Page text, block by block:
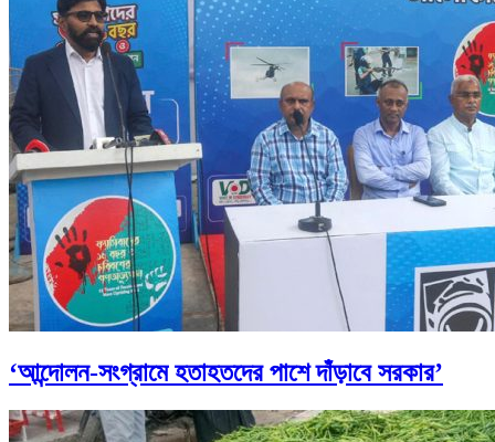
‘আন্দোলন-সংগ্রামে হতাহতদের পাশে দাঁড়াবে সরকার’